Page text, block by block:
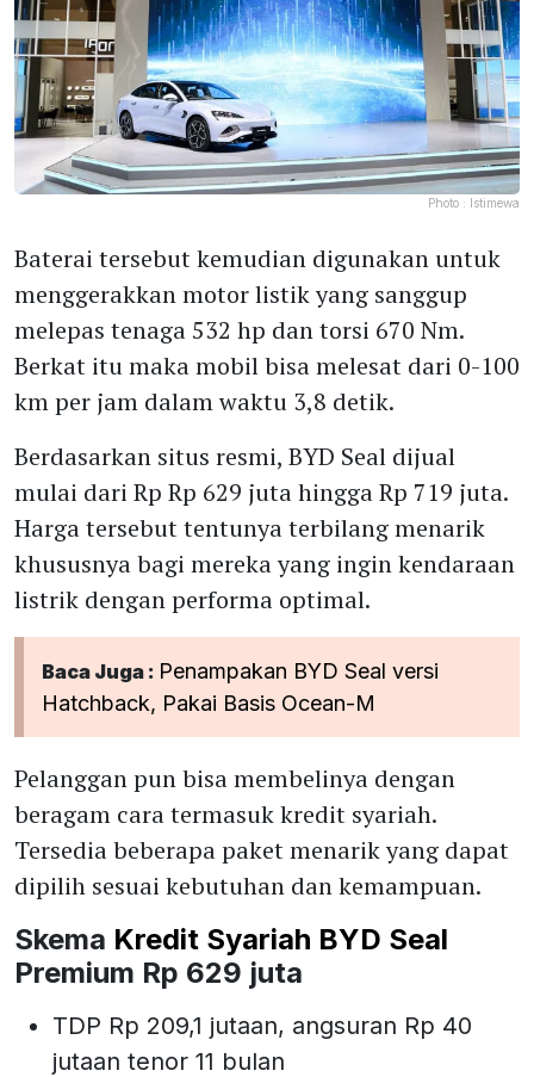
Photo : Istimewa
Baterai tersebut kemudian digunakan untuk
menggerakkan motor listik yang sanggup
melepas tenaga 532 hp dan torsi 670 Nm.
Berkat itu maka mobil bisa melesat dari 0-100
km per jam dalam waktu 3,8 detik.
Berdasarkan situs resmi, BYD Seal dijual
mulai dari Rp Rp 629 juta hingga Rp 719 juta.
Harga tersebut tentunya terbilang menarik
khususnya bagi mereka yang ingin kendaraan
listrik dengan performa optimal.
Baca Juga : Penampakan BYD Seal versi
Hatchback, Pakai Basis Ocean-M
Pelanggan pun bisa membelinya dengan
beragam cara termasuk kredit syariah.
Tersedia beberapa paket menarik yang dapat
dipilih sesuai kebutuhan dan kemampuan.
Skema Kredit Syariah BYD Seal
Premium Rp 629 juta
TDP Rp 209,1 jutaan, angsuran Rp 40
jutaan tenor 11 bulan